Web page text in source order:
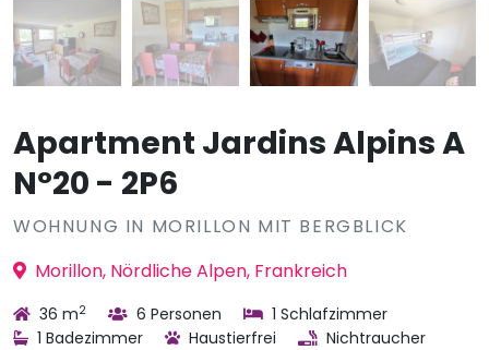
Apartment Jardins Alpins A
N°20 - 2P6
WOHNUNG IN MORILLON MIT BERGBLICK
Morillon, Nördliche Alpen, Frankreich
36 m2 6 Personen
1 Schlafzimmer
1 Badezimmer
Haustierfrei Nichtraucher